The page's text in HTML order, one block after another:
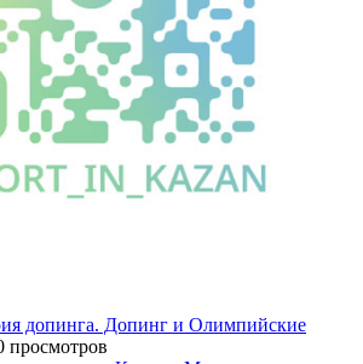
допинга. Допинг и Олимпийские
просмотров